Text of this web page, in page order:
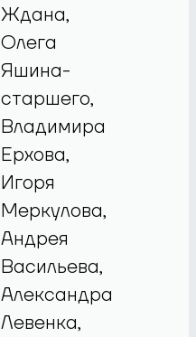
Ждана,
Олега
Яшина-
старшего,
Владимира
Ерхова,
Игоря
Меркулова,
Андрея
Васильева,
Александра
Левенка,